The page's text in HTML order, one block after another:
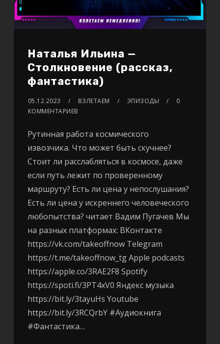
Наталья Ильина —
Столкновение (рассказ,
фантастика)
05.12.2023 ВЗЛЕТАЕМ ЭПИЗОДЫ
0
КОММЕНТАРИЕВ
Рутинная работа космического
извозчика. Что может быть скучнее?
Стоит ли расслабляться в космосе, даже
если путь лежит по проверенному
маршруту? Есть ли цена у непослушания?
Есть ли цена у искреннего человеческого
любопытства? читает Вадим Пугачев Мы
на разных платформах: ВКонтакте
https://vk.com/takeoffnow Telegram
https://t.me/takeoffnow_tg Apple podcasts
https://apple.co/3RAE2F8 Spotify
https://spoti.fi/3PT4xV0 Яндекс музыка
https://bit.ly/3tayuHs Youtube
https://bit.ly/3RCQrbY #Аудиокнига
#Фантастика…